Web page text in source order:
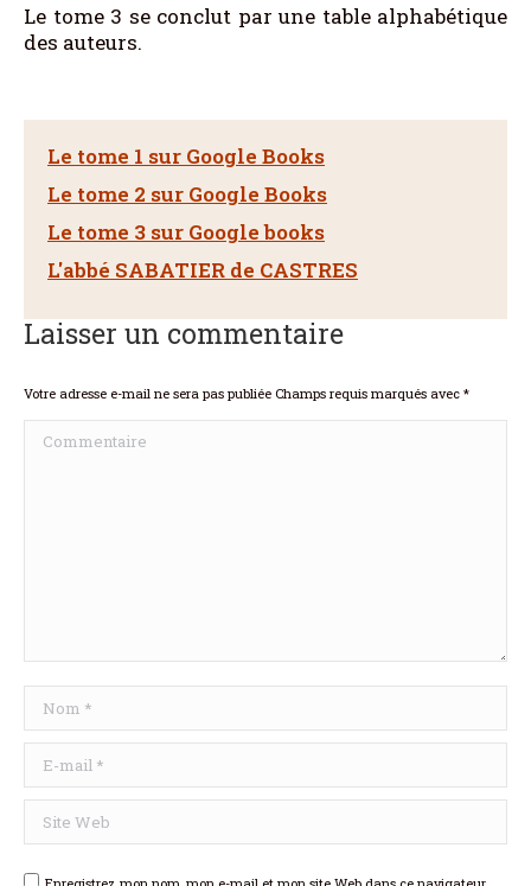
Le tome 3 se conclut par une table alphabétique
des auteurs.
Le tome 1 sur Google Books
Le tome 2 sur Google Books
Le tome 3 sur Google books
L'abbé SABATIER de CASTRES
Laisser un commentaire
Votre adresse e-mail ne sera pas publiée Champs requis marqués avec *
Commentaire
Nom *
E-mail *
Site Web